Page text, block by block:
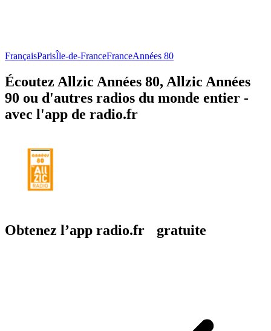
FrançaisParisÎle-de-FranceFranceAnnées 80
Écoutez Allzic Années 80, Allzic Années
90 ou d'autres radios du monde entier -
avec l'app de radio.fr
Obtenez l’app radio.fr gratuite